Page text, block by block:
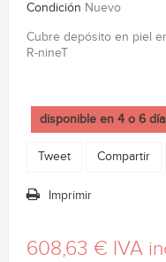
Condición Nuevo
Cubre depósito en piel
R-nineT
disponible en 4 o 6
Tweet Compartir
Imprimir
608,63 € IVA